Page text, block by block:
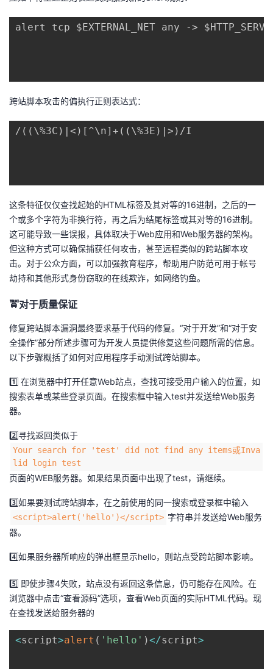
alert tcp $EXTERNAL_NET any ->
跨站脚本攻击的偏执行正则表达式：
/((\%3C)|<)[^\n]+((\%3E)|>)/I
这条特征仅仅查找起始的HTML标签及其对等的16进制，之后的一
个或多个字符为非换行符，再之后为结尾标签或其对等的16进制。
这可能导致一些误报，具体取决于Web应用和Web服务器的架构。
但这种方式可以确保捕获任何攻击，甚至远程类似的跨站脚本攻
击。对于公众方面，可以加强教育程序，帮助用户防范可用于帐号
劫持和其他形式身份窃取的在线欺诈，如网络钓鱼。
🚖对于质量保证
修复跨站脚本漏洞最终要求基于代码的修复。“对于开发”和“对于安
全操作”部分所述步骤可为开发人员提供修复这些问题所需的信息。
以下步骤概括了如何对应用程序手动测试跨站脚本。
1️⃣ 在浏览器中打开任意Web站点，查找可接受用户输入的位置，如
搜索表单或某些登录页面。在搜索框中输入test并发送给Web服务
器。
2️⃣寻找返回类似于
Your search for 'test' did not find any items或Inva
lid login test
页面的WEB服务器。如果结果页面中出现了test，请继续。
3️⃣如果要测试跨站脚本，在之前使用的同一搜索或登录框中输入
<script>alert('hello')</script> 字符串并发送给Web服务
器。
4️⃣如果服务器所响应的弹出框显示hello，则站点受跨站脚本影响。
5️⃣ 即使步骤4失败，站点没有返回这条信息，仍可能存在风险。在
浏览器中点击“查看源码”选项，查看Web页面的实际HTML代码。现
在查找发送给服务器的
<script>alert ( 'hello' )</script>